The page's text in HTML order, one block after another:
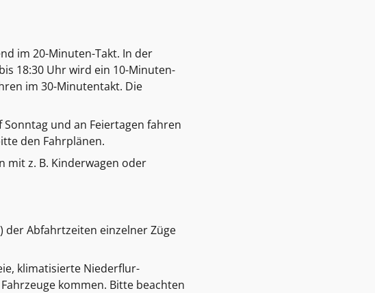
im 20-Minuten-Takt. In der
18:30 Uhr wird ein 10-Minuten-
im 30-Minutentakt. Die
und an Feiertagen fahren
den Fahrplänen.
mit z. B. Kinderwagen oder
Abfahrtzeiten einzelner Züge
klimatisierte Niederflur-
kommen. Bitte beachten